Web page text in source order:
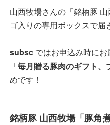
山西牧場さんの「銘柄豚
ゴ入りの専用ボックスで届
subsc ではお申込み時に
「毎月贈る豚肉のギフト、
めです！
銘柄豚 山西牧場「豚角